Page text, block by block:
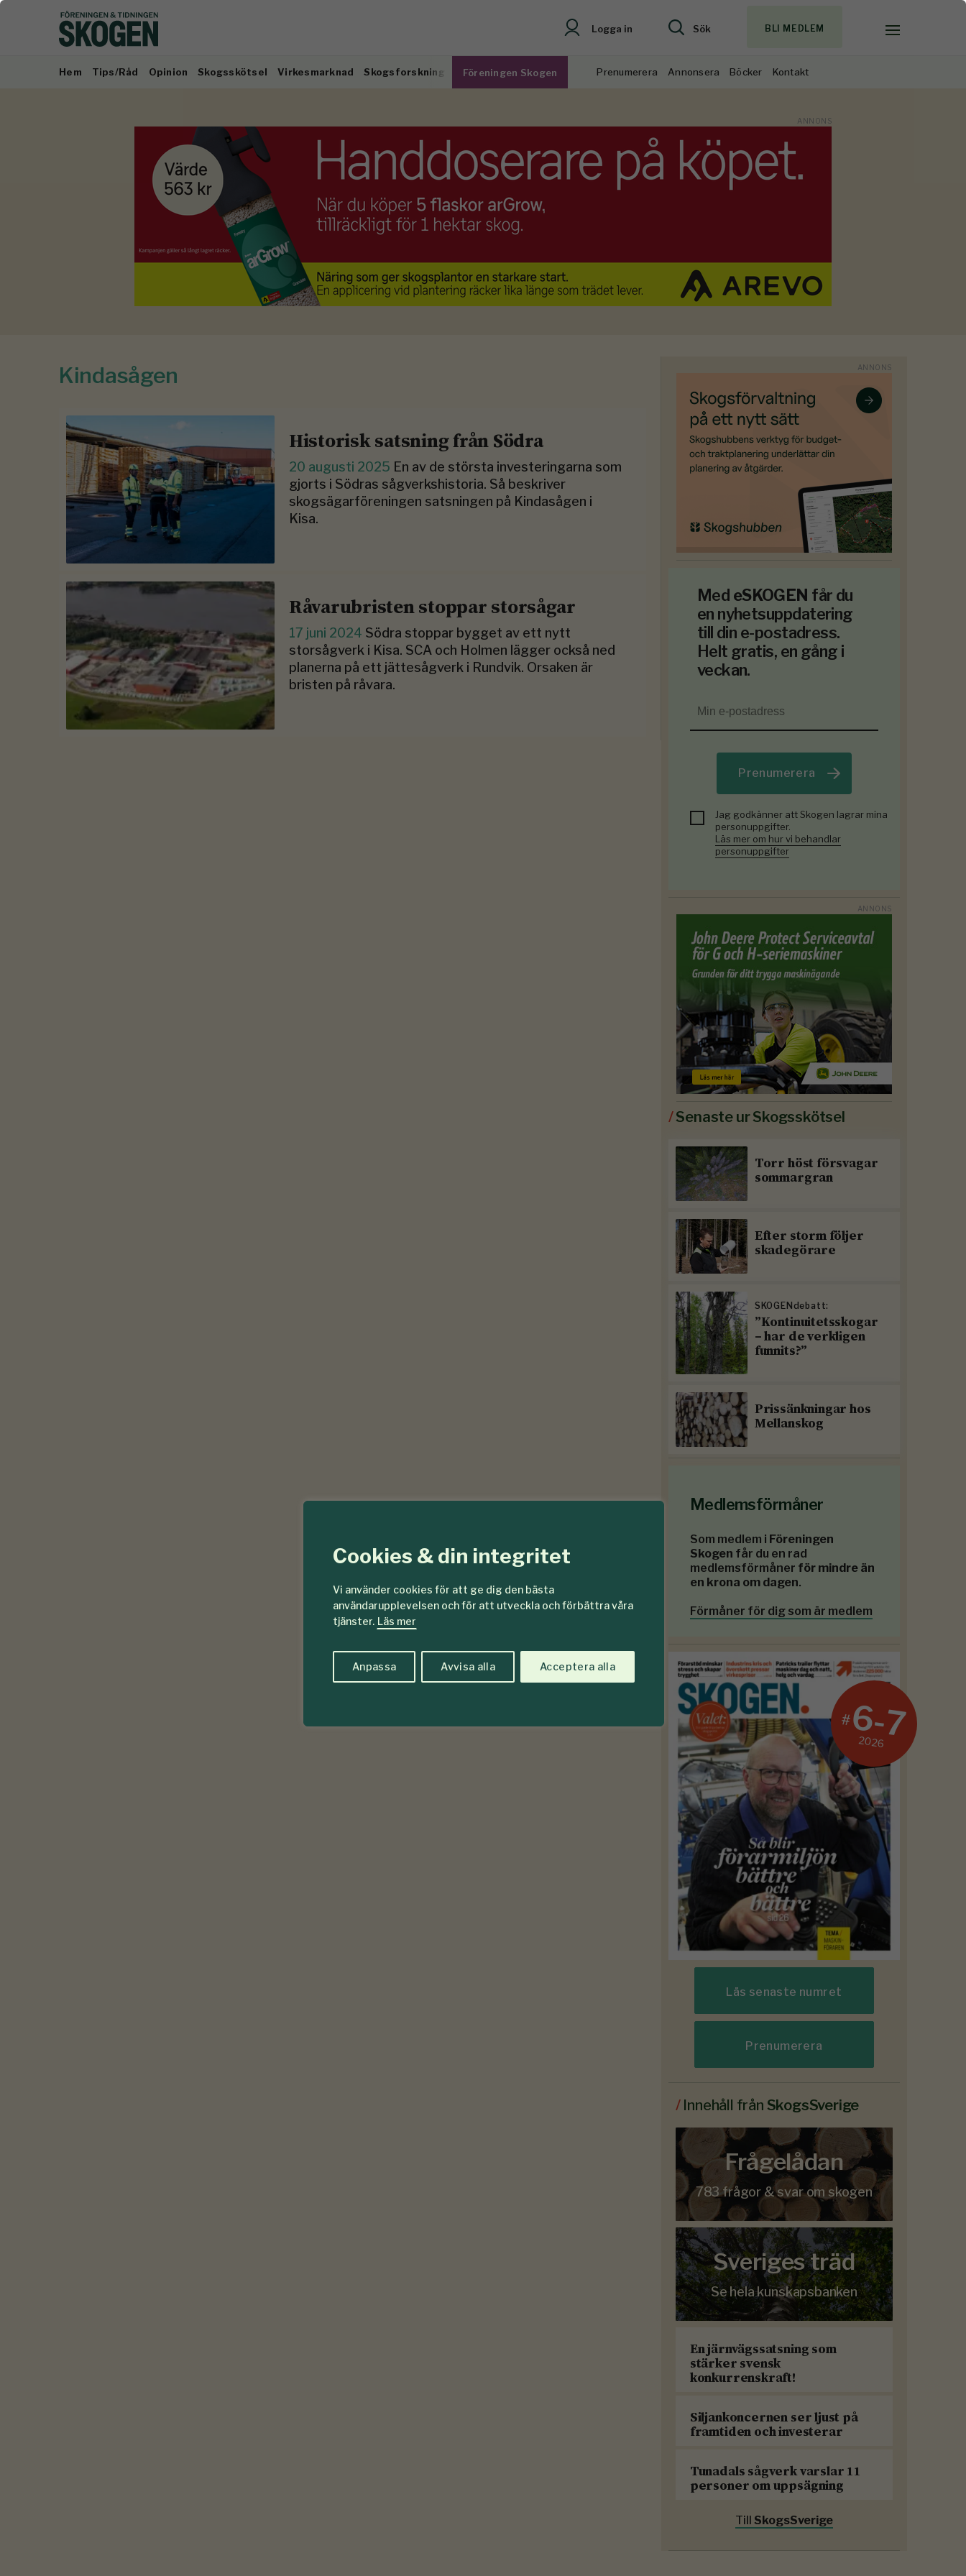
Cookies & din integritet
Vi använder cookies för att ge dig den bästa
användarupplevelsen och för att utveckla och förbättra våra
tjänster. Läs mer
Anpassa Avvisa alla Acceptera alla
Logga in Sök BLI MEDLEM
Hem Tips/Råd Opinion Skogsskötsel Virkesmarknad Skogsforskning Föreningen Skogen Prenumerera Annonsera Böcker Kontakt
Kindasågen
Historisk satsning från Södra
20 augusti 2025 En av de största investeringarna som
gjorts i Södras sågverkshistoria. Så beskriver
skogsägarföreningen satsningen på Kindasågen i
Kisa.
Råvarubristen stoppar storsågar
17 juni 2024 Södra stoppar bygget av ett nytt
storsågverk i Kisa. SCA och Holmen lägger också ned
planerna på ett jättesågverk i Rundvik. Orsaken är
bristen på råvara.
Med eSKOGEN får du
en nyhetsuppdatering
till din e-postadress.
Helt gratis, en gång i
veckan.
Prenumerera
Jag godkänner att Skogen lagrar mina
personuppgifter.
Läs mer om hur vi behandlar
personuppgifter
/Senaste ur Skogsskötsel
Torr höst försvagar
sommargran
Efter storm följer
skadegörare
SKOGENdebatt:
”Kontinuitetsskogar
– har de verkligen
funnits?”
Prissänkningar hos
Mellanskog
Medlemsförmåner
Som medlem i Föreningen
Skogen får du en rad
medlemsförmåner för mindre än
en krona om dagen.
Förmåner för dig som är medlem
#6-7
2026
Läs senaste numret
Prenumerera
/ Innehåll från SkogsSverige
Frågelådan
783 frågor & svar om skogen
Sveriges träd
Se hela kunskapsbanken
En järnvägssatsning som
stärker svensk
konkurrenskraft!
Siljankoncernen ser ljust på
framtiden och investerar
Tunadals sågverk varslar 11
personer om uppsägning
Till SkogsSverige